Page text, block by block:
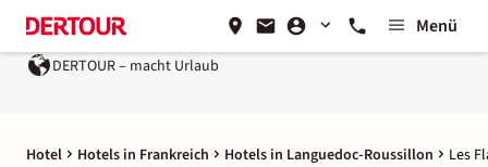
Menü
DERTOUR – macht Urlaub
Hotel Hotels in Frankreich Hotels in Languedoc-Roussillon Les